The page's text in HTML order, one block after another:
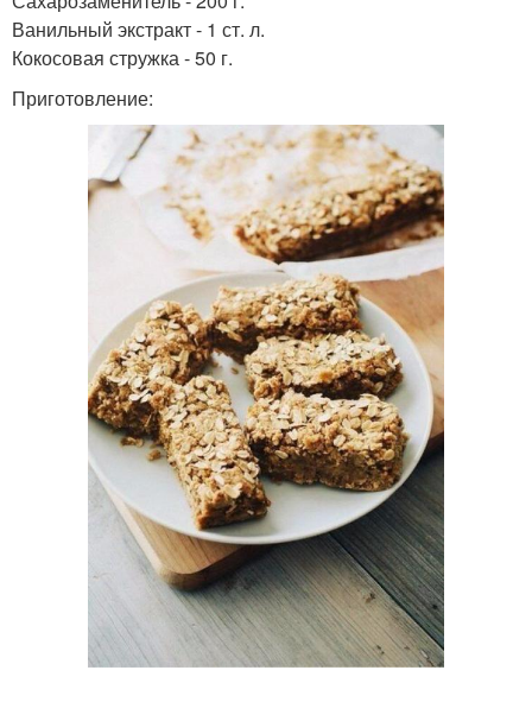
Ванильный экстракт - 1 ст. л.
Кокосовая стружка - 50 г.
Приготовление: